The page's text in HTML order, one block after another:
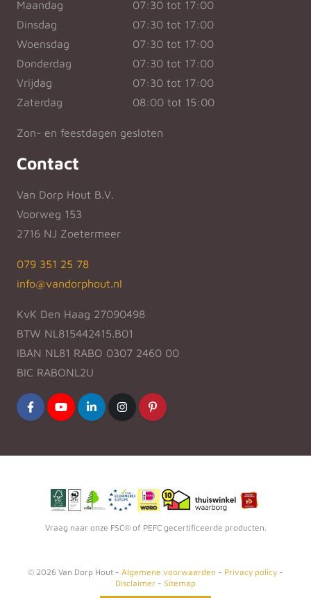
Maandag
07:30 tot 17:00
Dinsdag
07:30 tot 17:00
Woensdag
07:30 tot 17:00
Donderdag
07:30 tot 17:00
Vrijdag
07:30 tot 17:00
Zaterdag
08:00 tot 15:00
Zon- en feestdagen gesloten
Contact
Van Dorp Hout B.V.
Voorweg 153
2716 NJ Zoetermeer
079 351 25 78
info@vandorphout.nl
KvK Den Haag 27090498
BTW NL815442415.B01
IBAN NL81 RABO 0307 2460 00
BIC RABONL2U
Vraag naar onze FSC® of PEFC gecertificeerde producten.
© 2026 Van Dorp Hout - Algemene voorwaarden - Privacy policy -
Disclaimer - Sitemap